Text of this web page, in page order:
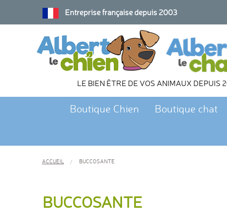
Entreprise française depuis 2003
LE BIEN ÊTRE DE VOS ANIMAUX DEPUIS
Boutique Chien Boutique chat
ACCUEIL BUCCOSANTE
BUCCOSANTE